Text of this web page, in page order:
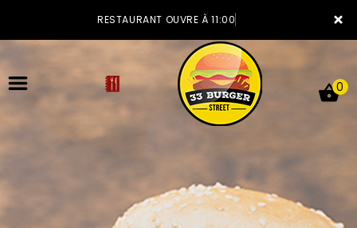
×
RESTAURANT OUVRE À 11:00
LA CARTE
0